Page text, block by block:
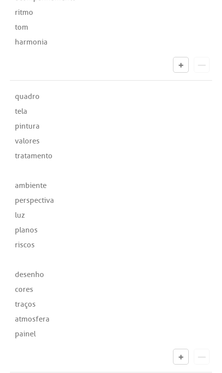
ritmo
tom
harmonia
quadro
tela
pintura
valores
tratamento
ambiente
perspectiva
luz
planos
riscos
desenho
cores
traços
atmosfera
painel